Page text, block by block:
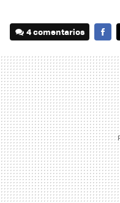
4 comentarios